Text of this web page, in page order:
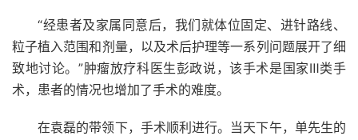
“经患者及家属同意后，我们就体位固定、进针路线、
粒子植入范围和剂量，以及术后护理等一系列问题展开了细
致地讨论。”肿瘤放疗科医生彭政说，该手术是国家Ⅲ类手
术，患者的情况也增加了手术的难度。
在袁磊的带领下，手术顺利进行。当天下午，单先生的